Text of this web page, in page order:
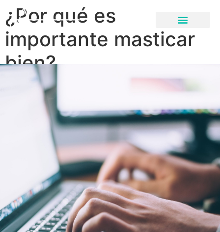
¿Por qué es
importante masticar
bien?